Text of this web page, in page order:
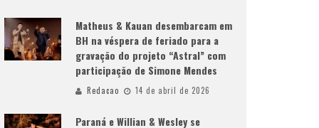
Matheus & Kauan desembarcam em
BH na véspera de feriado para a
gravação do projeto “Astral” com
participação de Simone Mendes
Redacao 14 de abril de 2026
Paraná e Willian & Wesley se